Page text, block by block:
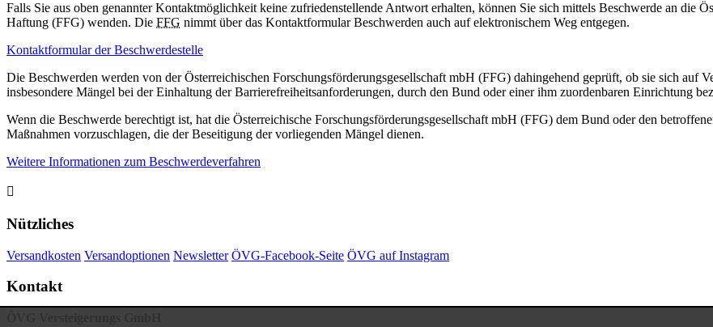
Falls Sie aus oben genannter Kontaktmöglichkeit keine zufriedenstellende Antwort erhalten, können Sie sich mittels Beschwerde an die
Haftung (FFG) wenden. Die FFG nimmt über das Kontaktformular Beschwerden auch auf elektronischem Weg entgegen.
Kontaktformular der Beschwerdestelle
Die Beschwerden werden von der Österreichischen Forschungsförderungsgesellschaft mbH (FFG) dahingehend geprüft, ob sie sich auf
insbesondere Mängel bei der Einhaltung der Barrierefreiheitsanforderungen, durch den Bund oder einer ihm zuordenbaren Einrichtung
Wenn die Beschwerde berechtigt ist, hat die Österreichische Forschungsförderungsgesellschaft mbH (FFG) dem Bund oder den
Maßnahmen vorzuschlagen, die der Beseitigung der vorliegenden Mängel dienen.
Weitere Informationen zum Beschwerdeverfahren

Nützliches
Versandkosten Versandoptionen Newsletter ÖVG-Facebook-Seite ÖVG auf Instagram
Kontakt